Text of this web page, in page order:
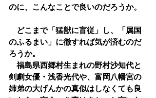
のに、こんなことで良いのだろうか。
どこまで「猛獣に盲従」し、「属国
のふるまい」に徹すれば気が済むのだ
ろうか。
福島県西郷村生まれの野村沙知代と
剣劇女優・浅香光代や、富岡八幡宮の
姉弟の大げんかの真似はしなくても良